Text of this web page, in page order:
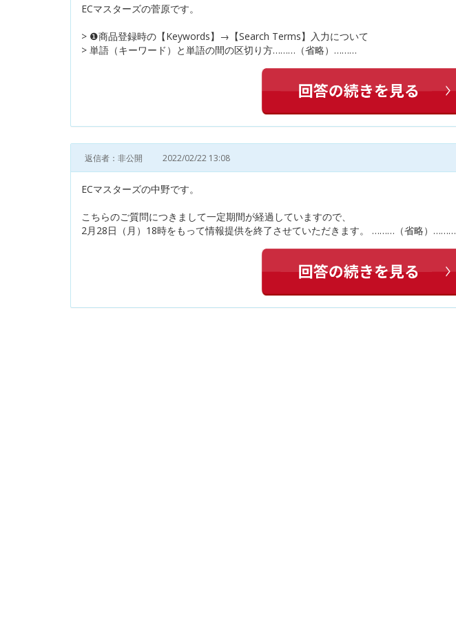
ECマスターズの菅原です。
> ❶商品登録時の【Keywords】→【Search Terms】入力について
> 単語（キーワード）と単語の間の区切り方………（省略）………
返信者：非公開 2022/02/22 13:08
ECマスターズの中野です。
こちらのご質問につきまして一定期間が経過していますので、
2月28日（月）18時をもって情報提供を終了させていただきます。 ………（省略）………